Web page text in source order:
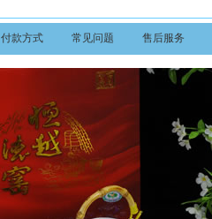
付款方式 常见问题 售后服务